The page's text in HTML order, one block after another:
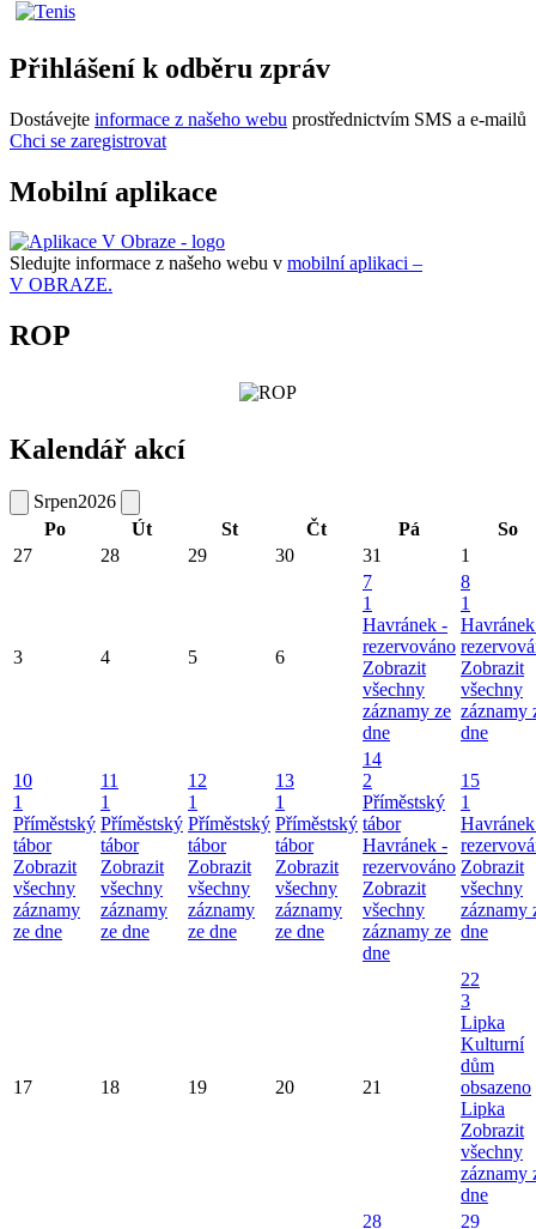
Přihlášení k odběru zpráv
Dostávejte informace z našeho webu prostřednictvím SMS a e-mailů
Chci se zaregistrovat
Mobilní aplikace
Sledujte informace z našeho webu v mobilní aplikaci –
V OBRAZE.
ROP
Kalendář akcí
Srpen2026
Po
Út St Čt Pá
So
27
28 29 30 31 1
3 4 5 6
7
1
Havránek -
rezervováno
Zobrazit
všechny
záznamy ze
dne
8
1
Zobrazit
všechny
záznamy
dne
10
1
Příměstský
tábor
Zobrazit
všechny
záznamy
ze dne
11
1
Příměstský
tábor
Zobrazit
všechny
záznamy
ze dne
12
1
Příměstský
tábor
Zobrazit
všechny
záznamy
ze dne
13
1
Příměstský
tábor
Zobrazit
všechny
záznamy
ze dne
14
2
Příměstský
tábor
Havránek -
rezervováno
Zobrazit
všechny
záznamy ze
dne
15
1
Zobrazit
všechny
záznamy
dne
17 18 19 20 21
22
3
Lipka
Kulturní
dům
obsazeno
Lipka
Zobrazit
všechny
záznamy
dne
28
29